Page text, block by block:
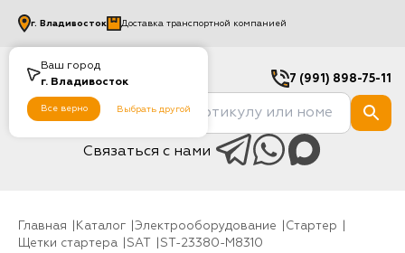
Ваш город
г. Владивосток
Все верно Выбрать другой
г. Владивосток Доставка транспортной компанией
7 (991) 898-75-11
Связаться с нами
Главная Каталог Электрооборудование
стартер
Щетки стартера
SAT ST-23380-M8310